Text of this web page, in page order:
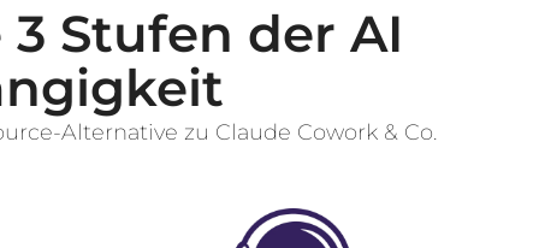
3 Stufen der AI
Alternative zu Claude Cowork & Co.